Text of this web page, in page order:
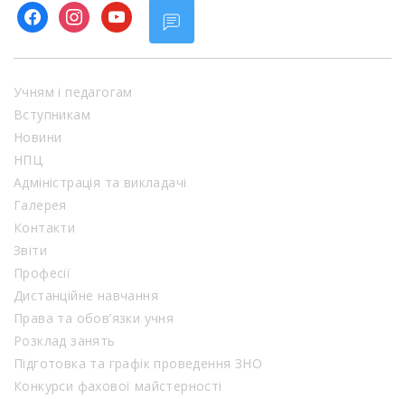
facebookinstagram
youtube
Учням і педагогам
Вступникам
Новини
НПЦ
Адміністрація та викладачі
Галерея
Контакти
Звіти
Професії
Дистанційне навчання
Права та обов’язки учня
Розклад занять
Підготовка та графік проведення ЗНО
Конкурси фахової майстерності